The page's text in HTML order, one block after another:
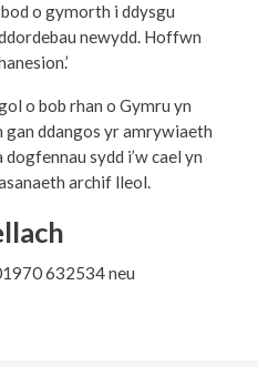
o gymorth i ddysgu
newydd. Hoffwn
o bob rhan o Gymru yn
gan ddangos yr amrywiaeth
sydd i’w cael yn
archif lleol.
632534 neu